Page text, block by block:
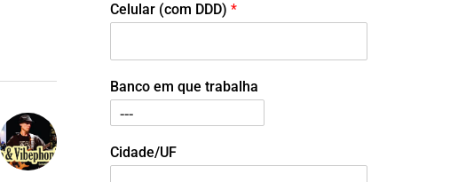
Celular (com DDD) *
Banco em que trabalha
Cidade/UF